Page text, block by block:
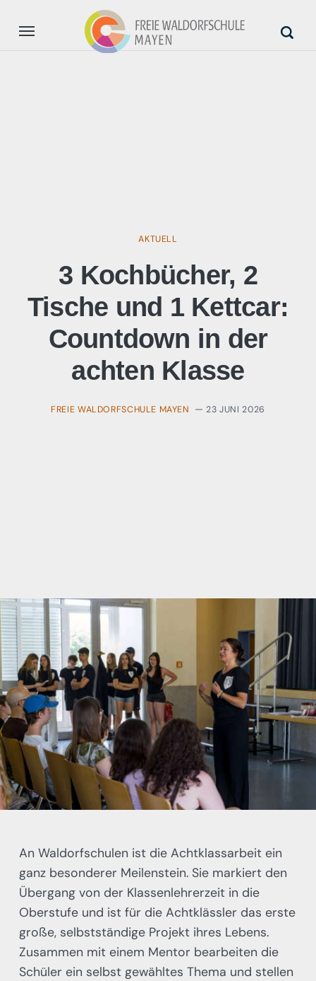
AKTUELL
3 Kochbücher, 2
Tische und 1 Kettcar:
Countdown in der
achten Klasse
FREIE WALDORFSCHULE MAYEN 23 JUNI 2026
An Waldorfschulen ist die Achtklassarbeit ein
ganz besonderer Meilenstein. Sie markiert den
Übergang von der Klassenlehrerzeit in die
Oberstufe und ist für die Achtklässler das erste
große, selbstständige Projekt ihres Lebens.
Zusammen mit einem Mentor bearbeiten die
Schüler ein selbst gewähltes Thema und stellen